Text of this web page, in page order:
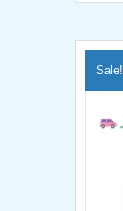
Sale!